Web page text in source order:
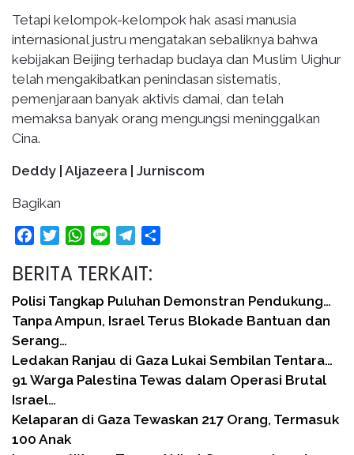
Tetapi kelompok-kelompok hak asasi manusia
internasional justru mengatakan sebaliknya bahwa
kebijakan Beijing terhadap budaya dan Muslim Uighur
telah mengakibatkan penindasan sistematis,
pemenjaraan banyak aktivis damai, dan telah
memaksa banyak orang mengungsi meninggalkan
Cina.
Deddy | Aljazeera | Jurniscom
Bagikan
FacebookTwitterWhatsApp
Line Telegram
BERITA TERKAIT:
Polisi Tangkap Puluhan Demonstran Pendukung…
Tanpa Ampun, Israel Terus Blokade Bantuan dan
Serang…
Ledakan Ranjau di Gaza Lukai Sembilan Tentara…
91 Warga Palestina Tewas dalam Operasi Brutal
Israel…
Kelaparan di Gaza Tewaskan 217 Orang, Termasuk
100 Anak